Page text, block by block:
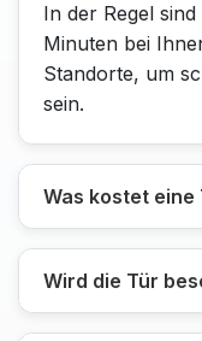
In der Regel
Minuten bei
Standorte, um
sein.
Was kostet
Wird die Tür